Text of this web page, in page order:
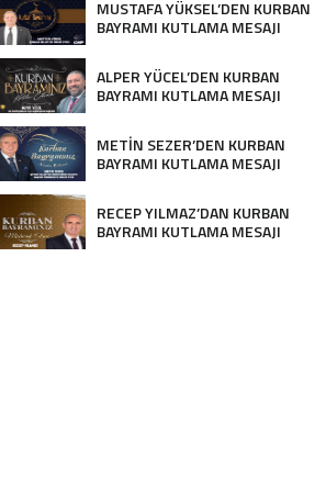
MUSTAFA YÜKSEL’DEN KURBAN
BAYRAMI KUTLAMA MESAJI
ALPER YÜCEL’DEN KURBAN
BAYRAMI KUTLAMA MESAJI
METİN SEZER’DEN KURBAN
BAYRAMI KUTLAMA MESAJI
RECEP YILMAZ’DAN KURBAN
BAYRAMI KUTLAMA MESAJI